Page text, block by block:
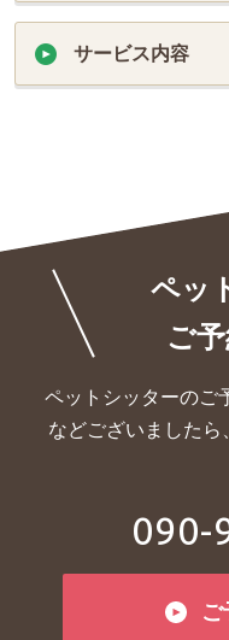
サービス内容
ペッ
ご
ペットシッターのご
などございましたら
090-